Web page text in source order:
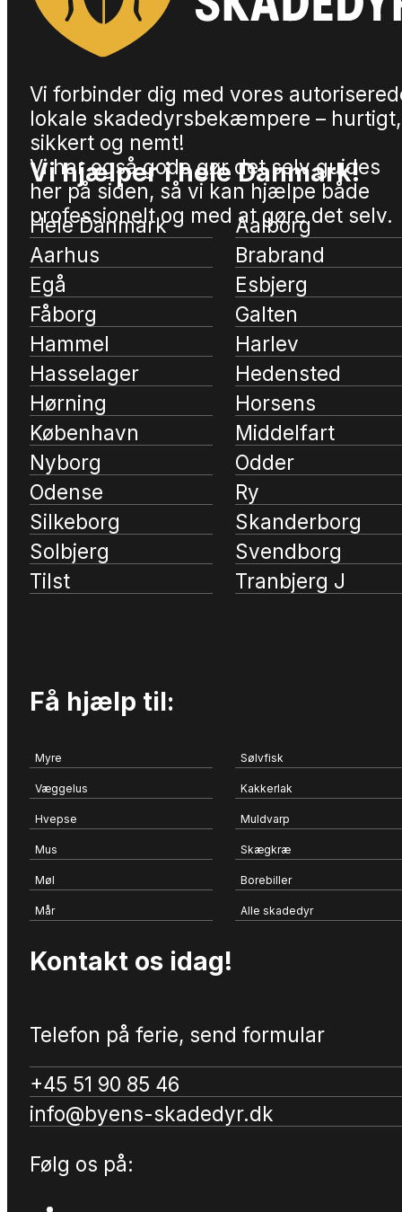
Vi forbinder dig med vores
lokale skadedyrsbekæmpere – hurtigt,
sikkert og nemt!
Vi har også gode gør det selv guides
her på siden, så vi kan hjælpe både
professionelt og med at gøre det selv.
Vi hjælper i hele Danmark!
Hele Danmark
Aalborg
Aarhus
Brabrand
Egå
Esbjerg
Fåborg
Galten
Hammel
Harlev
Hasselager
Hedensted
Hørning
Horsens
København
Middelfart
Nyborg
Odder
Odense
Ry
Silkeborg
Skanderborg
Solbjerg
Svendborg
Tilst
Tranbjerg J
Få hjælp til:
Myre Sølvfisk
Væggelus Kakkerlak
Hvepse Muldvarp
Mus Skægkræ
Møl Borebiller
Mår Alle skadedyr
Kontakt os idag!
Telefon på ferie, send formular
+45 51 90 85 46
info@byens-skadedyr.dk
Følg os på: